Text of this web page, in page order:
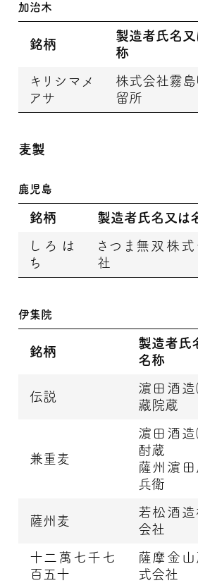
加治木
銘柄
製造者氏名又
称
キリシマメ
アサ
株式会社霧
留所
麦製
鹿児島
銘柄 製造者氏名又は
しろは
ち
さつま無双株式
社
伊集院
銘柄
製造者氏
名称
伝説
濵田酒造
藏院蔵
兼重麦
濵田酒造
酎蔵
薩州濵
兵衛
薩州麦
若松酒
会社
十二萬七千七
百五十
薩摩金
式会社